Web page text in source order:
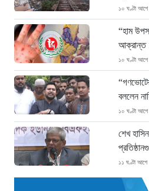
১০ ঘণ্টা আগে
“হাম
আক্রান্ত
১০ ঘণ্টা আগে
বললেন
১০ ঘণ্টা আগে
শেখ
১১ ঘণ্টা আগে